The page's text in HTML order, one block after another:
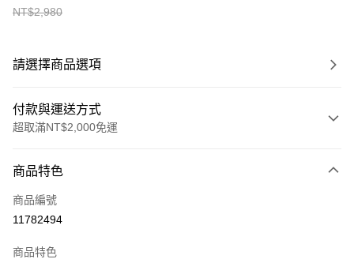
NT$2,980
請選擇商品選項
付款與運送方式
超取滿NT$2,000免運
信用卡一次付款
超商取貨付款
商品特色
商品編號
11782494
商品特色